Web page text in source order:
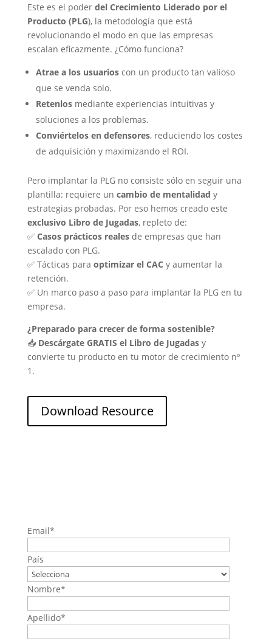
Este es el poder del Crecimiento Liderado por el
Producto (PLG), la metodología que está
revolucionando el modo en que las empresas
escalan eficazmente. ¿Cómo funciona?
Atrae a los usuarioscon un producto tan valioso
que se venda solo.
Retenlosmediante experiencias intuitivas y
soluciones a los problemas.
Conviértelos en defensores, reduciendo los costes
de adquisición y maximizando el ROI.
Pero implantar la PLG no consiste sólo en seguir una
plantilla: requiere un cambio de mentalidad y
estrategias probadas. Por eso hemos creado este
exclusivo Libro de Jugadas, repleto de:
✅ Casos prácticos realesde empresas que han
escalado con PLG.
✅ Tácticas para optimizar el CAC y aumentar la
retención.
✅ Un marco paso a paso para implantar la PLG en tu
empresa.
¿Preparado para crecer de forma sostenible?
📥 Descárgate GRATIS el Libro de Jugadasy
convierte tu producto en tu motor de crecimiento nº
1.
Download Resource
Email*
País
Nombre*
Apellido*